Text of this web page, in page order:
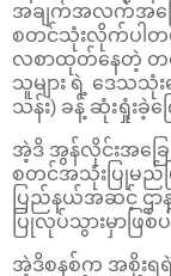
အချက်အလက်အခ
စတင်သုံးလိုက်ပါတ
လစာထုတ်နေတဲ့ တစ္
သူများ ရဲ့ ဒေသသုံ
သန်း) ခန့် ဆုံးရှုံးခဲ့
အဲ့ဒိ အွန်လိုင်းအခြ
စတင်အသုံးပြုမည်ဖ
ပြည်နယ်အဆင့် ဌာ
ပြုလုပ်သွားမှာဖြစ်
အဲ့ဒိစနစ်က အစိုးရရဲ့